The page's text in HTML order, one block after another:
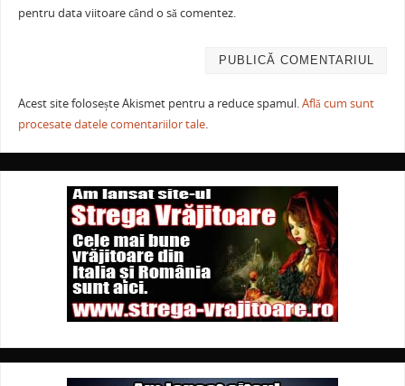
pentru data viitoare când o să comentez.
Acest site folosește Akismet pentru a reduce spamul.Află cum sunt
procesate datele comentariilor tale.